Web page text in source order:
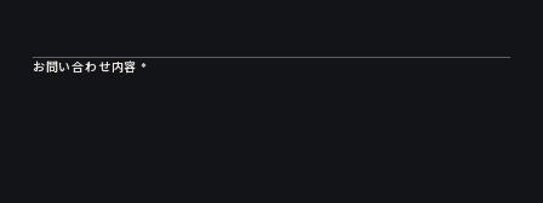
お問い合わせ内容 *